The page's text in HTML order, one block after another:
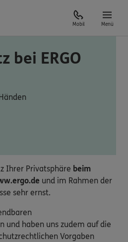
Mobil Menü
bei ERGO
Ihrer Privatsphäre beim
und im Rahmen der
sehr ernst.
und haben uns zudem auf die
Vorgaben